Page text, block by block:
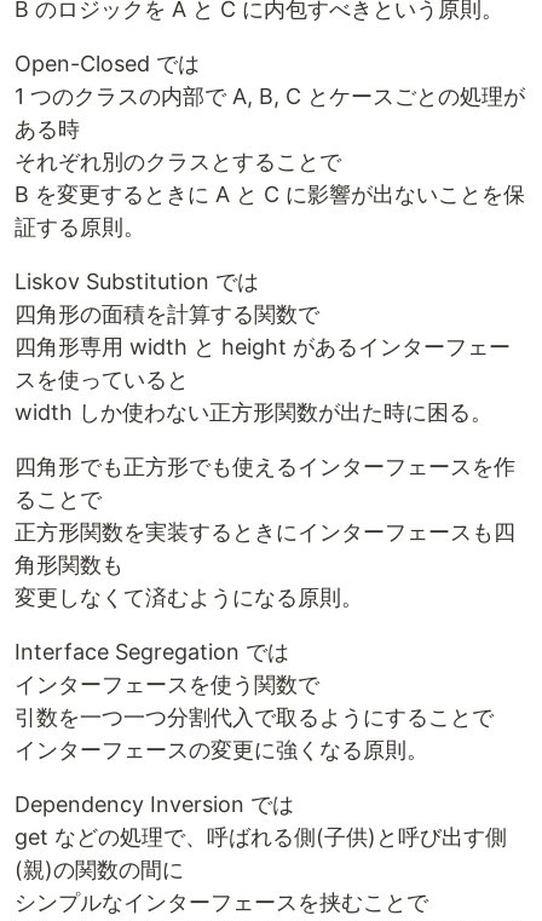
B のロジックを A と C に内包すべきという原則。
Open-Closed では
1 つのクラスの内部で A, B, C とケースごとの処理が
ある時
それぞれ別のクラスとすることで
B を変更するときに A と C に影響が出ないことを保
証する原則。
Liskov Substitution では
四角形の面積を計算する関数で
四角形専用 width と height があるインターフェー
スを使っていると
width しか使わない正方形関数が出た時に困る。
四角形でも正方形でも使えるインターフェースを作
ることで
正方形関数を実装するときにインターフェースも四
角形関数も
変更しなくて済むようになる原則。
Interface Segregation では
インターフェースを使う関数で
引数を一つ一つ分割代入で取るようにすることで
インターフェースの変更に強くなる原則。
Dependency Inversion では
get などの処理で、呼ばれる側(子供)と呼び出す側
(親)の関数の間に
シンプルなインターフェースを挟むことで